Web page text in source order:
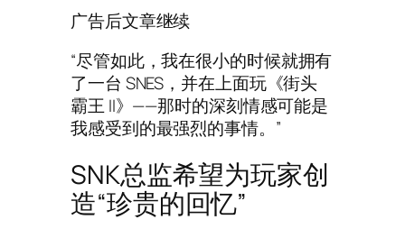
广告后文章继续
“尽管如此，我在很小的时候就拥有
了一台 SNES，并在上面玩《街头
霸王 II》——那时的深刻情感可能是
我感受到的最强烈的事情。”
SNK总监希望为玩家创
造“珍贵的回忆”